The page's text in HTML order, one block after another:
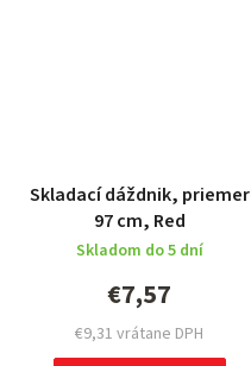
Skladací dáždnik, priemer
97 cm, Red
Skladom do 5 dní
€9,31 vrátane DPH
€7,57